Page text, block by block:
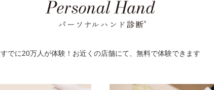
すでに20万人が体験！お近くの店舗にて、無料で体験できます